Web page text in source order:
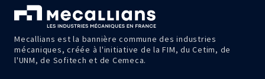
Mecallians est la bannière commune des industries
mécaniques, créée à l'initiative de la FIM, du Cetim, de
l'UNM, de Sofitech et de Cemeca.